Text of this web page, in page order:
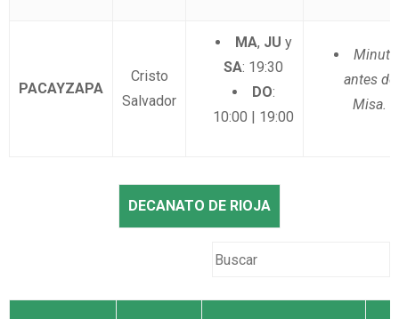
PACAYZAPA
Cristo
Salvador
MA, JU y
SA: 19:30
DO:
10:00 | 19:00
antes de
Misa.
DECANATO DE RIOJA